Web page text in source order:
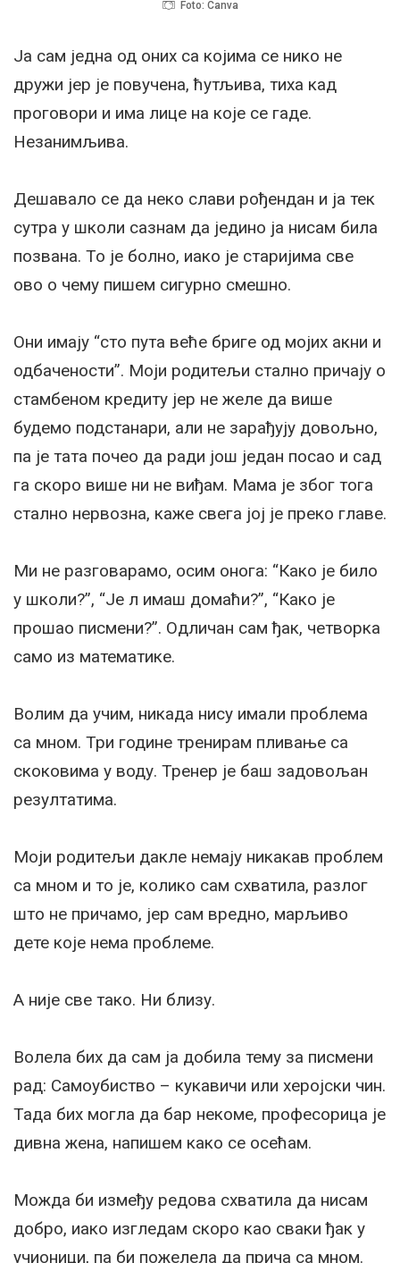
Foto: Canva
Ја сам једна од оних са којима се нико не
дружи јер је повучена, ћутљива, тиха кад
проговори и има лице на које се гаде.
Незанимљива.
Дешавало се да неко слави рођендан и ја тек
сутра у школи сазнам да једино ја нисам била
позвана. То је болно, иако је старијима све
ово о чему пишем сигурно смешно.
Они имају “сто пута веће бриге од мојих акни и
одбачености”. Моји родитељи стално причају о
стамбеном кредиту јер не желе да више
будемо подстанари, али не зарађују довољно,
па је тата почео да ради још један посао и сад
га скоро више ни не виђам. Мама је због тога
стално нервозна, каже свега јој је преко главе.
Ми не разговарамо, осим онога: “Како је било
у школи?”, “Је л имаш домаћи?”, “Како је
прошао писмени?”. Одличан сам ђак, четворка
само из математике.
Волим да учим, никада нису имали проблема
са мном. Три године тренирам пливање са
скоковима у воду. Тренер је баш задовољан
резултатима.
Моји родитељи дакле немају никакав проблем
са мном и то је, колико сам схватила, разлог
што не причамо, јер сам вредно, марљиво
дете које нема проблеме.
А није све тако. Ни близу.
Волела бих да сам ја добила тему за писмени
рад: Самоубиство – кукавичи или херојски чин.
Тада бих могла да бар некоме, професорица је
дивна жена, напишем како се осећам.
Можда би између редова схватила да нисам
добро, иако изгледам скоро као сваки ђак у
учионици, па би пожелела да прича са мном.